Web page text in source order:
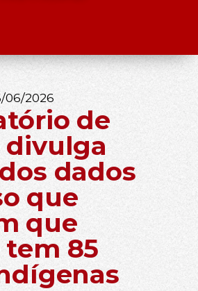
06/2026
de
divulga
dados
que
que
85